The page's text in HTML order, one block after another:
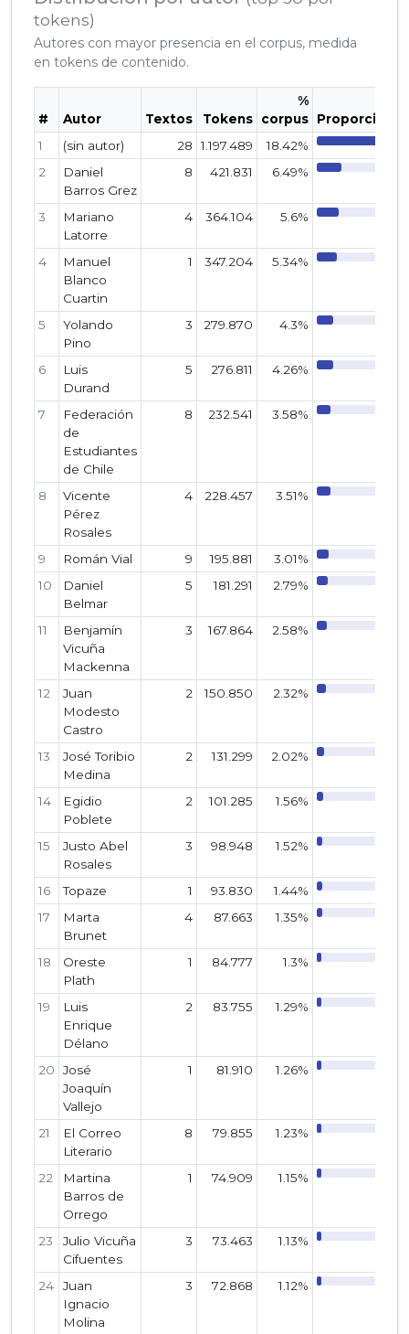
tokens)
Autores con mayor presencia en el corpus, medida
en tokens de contenido.
# Autor Textos Tokens
%
corpus
Proporción
1
(sin autor) 28 1.197.489
18.42%
2
Daniel
Barros Grez
8 421.831 6.49%
3
Mariano
Latorre
4 364.104 5.6%
4
Manuel
Blanco
Cuartin
1 347.204 5.34%
5
Yolando
Pino
3 279.870 4.3%
6
Luis
Durand
5 276.811 4.26%
7
Federación
de
Estudiantes
de Chile
8 232.541 3.58%
8
Vicente
Pérez
Rosales
4 228.457 3.51%
9 Román Vial 9 195.881
3.01%
10
Daniel
Belmar
5 181.291 2.79%
11
Benjamín
Vicuña
Mackenna
3 167.864 2.58%
12
Juan
Modesto
Castro
2 150.850 2.32%
13
José Toribio
Medina
2 131.299 2.02%
14
Egidio
Poblete
2 101.285 1.56%
15
Justo Abel
Rosales
3 98.948 1.52%
16 Topaze 1 93.830
1.44%
17
Marta
Brunet
4 87.663 1.35%
18
Oreste
Plath
1 84.777 1.3%
19
Luis
Enrique
Délano
2 83.755 1.29%
20
José
Joaquín
Vallejo
1 81.910 1.26%
21
El Correo
Literario
8 79.855 1.23%
22
Martina
Barros de
Orrego
1 74.909 1.15%
23
Julio Vicuña
Cifuentes
3 73.463 1.13%
24
Juan
Ignacio
Molina
3 72.868 1.12%